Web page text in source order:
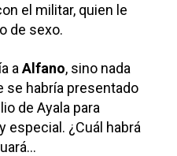
el militar, quien le
de sexo.
a Alfano, sino nada
se habría presentado
de Ayala para
especial. ¿Cuál habrá